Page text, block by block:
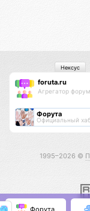
foruta.ru
Агрегатор
Форута
Официальный
Нексус
1995–2026 ©
Форута